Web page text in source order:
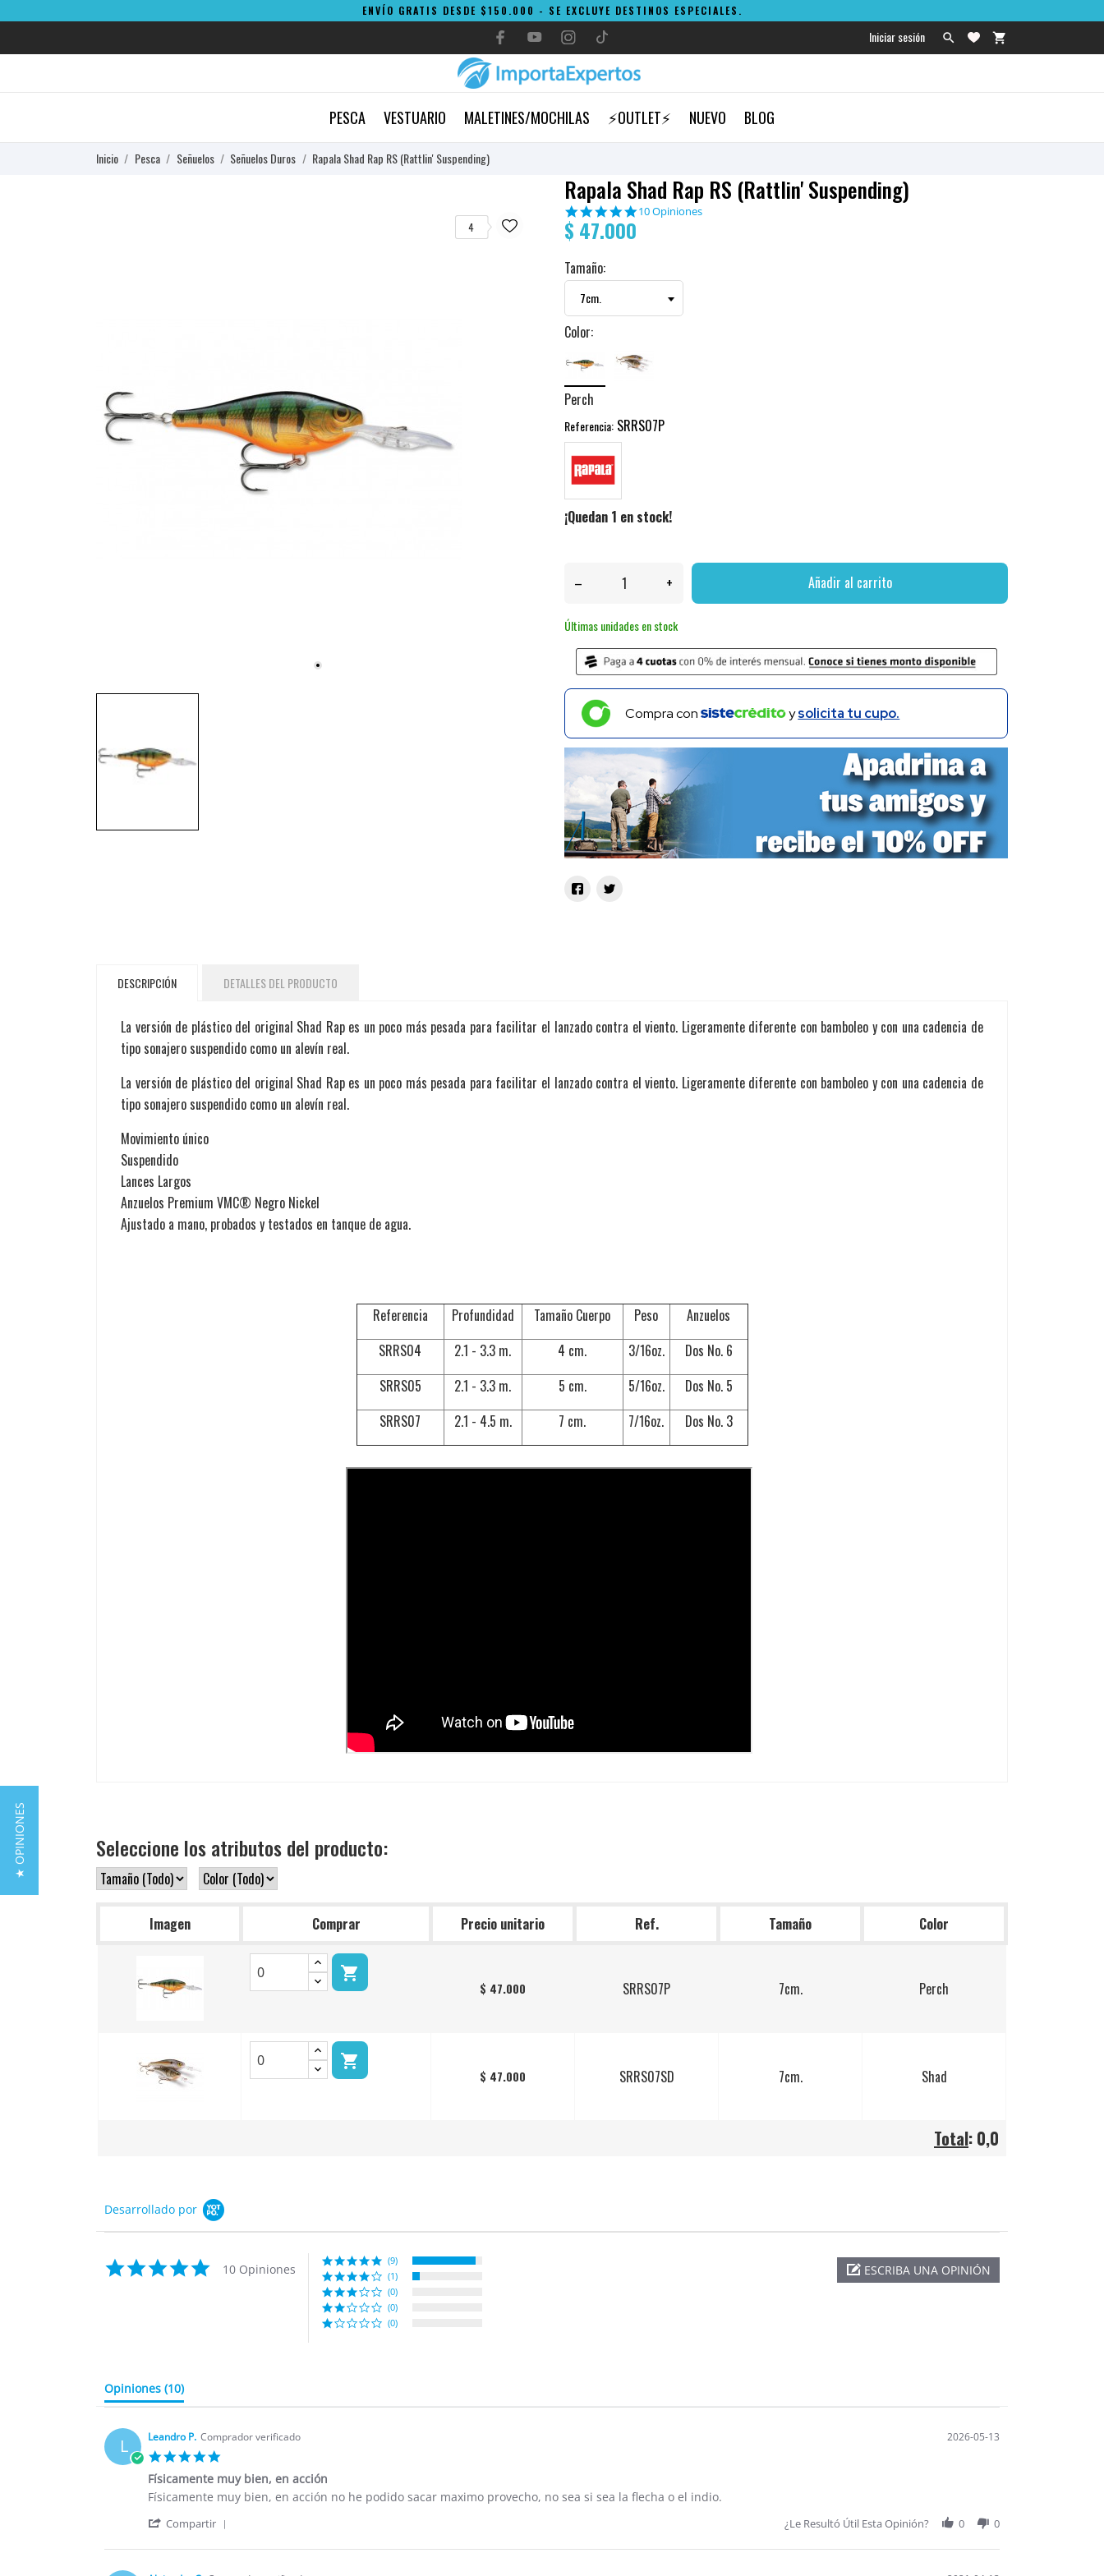
ENVÍO GRATIS DESDE $150.000 - SE EXCLUYE DESTINOS ESPECIALES.
Iniciar sesión  shopping_cart
PESCA VESTUARIO MALETINES/MOCHILAS ⚡OUTLET⚡ NUEVO BLOG
Inicio Pesca Señuelos Señuelos Duros Rapala Shad Rap RS (Rattlin' Suspending)
4
Rapala Shad Rap RS (Rattlin' Suspending)
4.9
10 Opiniones
$ 47.000
Tamaño:
Color:
Perch
Referencia: SRRS07P
¡Quedan 1 en stock!
– + Añadir al carrito
Últimas unidades en stock
Compra con ysolicita tu cupo.
DESCRIPCIÓN DETALLES DEL PRODUCTO
La versión de plástico del original Shad Rap es un poco más pesada para facilitar el lanzado contra el viento. Ligeramente diferente con bamboleo y con una cadencia de
tipo sonajero suspendido como un alevín real.
La versión de plástico del original Shad Rap es un poco más pesada para facilitar el lanzado contra el viento. Ligeramente diferente con bamboleo y con una cadencia de
tipo sonajero suspendido como un alevín real.
Movimiento único
Suspendido
Lances Largos
Anzuelos Premium VMC® Negro Nickel
Ajustado a mano, probados y testados en tanque de agua.
Referencia Profundidad Tamaño Cuerpo Peso
Anzuelos
SRRS04
2.1 - 3.3 m. 4 cm. 3/16oz.
Dos No. 6
SRRS05
2.1 - 3.3 m. 5 cm. 5/16oz.
Dos No. 5
SRRS07
2.1 - 4.5 m. 7 cm. 7/16oz. Dos No. 3
Seleccione los atributos del producto:
Imagen Comprar Precio unitario Ref. Tamaño Color

$ 47.000 SRRS07P 7cm. Perch

$ 47.000 SRRS07SD 7cm. Shad
Total: 0,0
Desarrollado por
4.9
star
10 Opiniones
(9)
(1)
(0)
(0)
(0)
ESCRIBA UNA OPINIÓN
Opiniones (10)
L Leandro P. Comprador verificado
rating
2026-05-13
Físicamente muy bien, en acción
Review
Leandro
on
review
Físicamente
bien,
Físicamente muy bien, en acción no he podido sacar maximo provecho, no sea si sea la flecha o el indio.
Compartir
Review
¿Le Resultó Útil Esta Opinión? 0 0
★ OPINIONES